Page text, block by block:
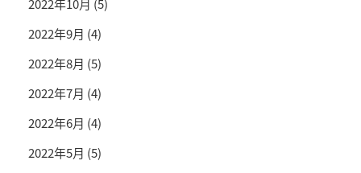
2022年10月 (5)
2022年9月 (4)
2022年8月 (5)
2022年7月 (4)
2022年6月 (4)
2022年5月 (5)